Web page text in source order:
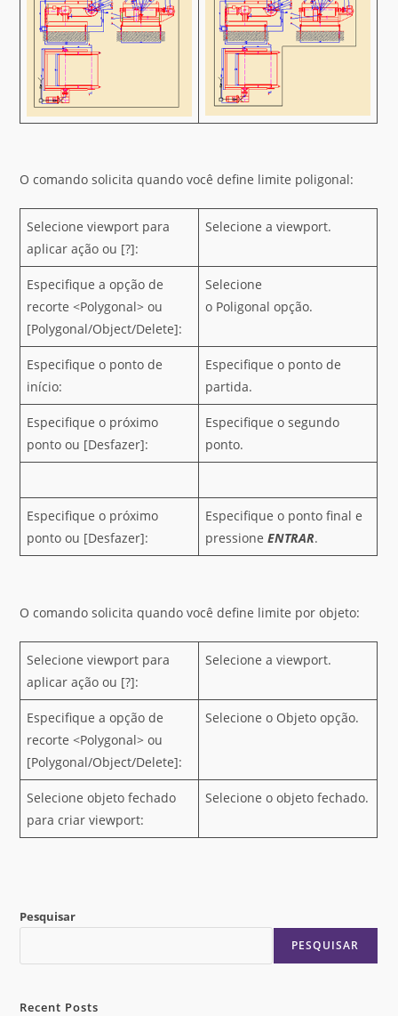
O comando solicita quando você define limite poligonal:
Selecione viewport para
aplicar ação ou [?]:
Selecione a viewport.
Especifique a opção de
recorte <Polygonal> ou
[Polygonal/Object/Delete]:
Selecione
o Poligonal opção.
Especifique o ponto de
início:
Especifique o ponto de
partida.
Especifique o próximo
ponto ou [Desfazer]:
Especifique o segundo
ponto.
Especifique o próximo
ponto ou [Desfazer]:
Especifique o ponto final e
pressioneENTRAR.
O comando solicita quando você define limite por objeto:
Selecione viewport para
aplicar ação ou [?]:
Selecione a viewport.
Especifique a opção de
recorte <Polygonal> ou
[Polygonal/Object/Delete]:
Selecione o Objeto opção.
Selecione objeto fechado
para criar viewport:
Selecione o objeto fechado.
Pesquisar
PESQUISAR
Recent Posts